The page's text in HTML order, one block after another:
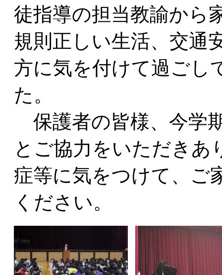
徒指導の担当教諭から
規則正しい生活、交通
方に気を付けて過ごし
た。
保護者の皆様、今学
とご協力をいただきあ
症等に気をつけて、ご
ください。